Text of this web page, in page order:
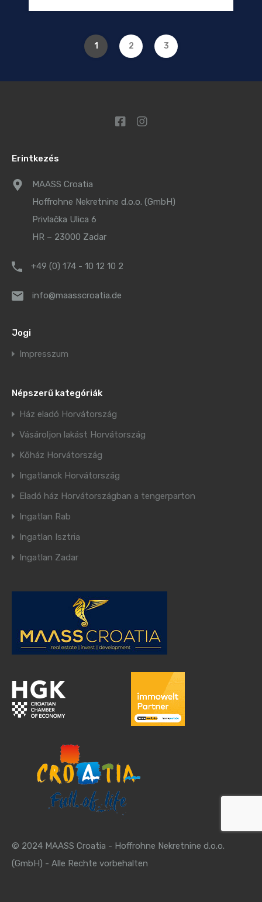
1 2 3
Erintkezés
MAASS Croatia
Hoffrohne Nekretnine d.o.o. (GmbH)
Privlačka Ulica 6
HR – 23000 Zadar
+49 (0) 174 - 10 12 10 2
info@maasscroatia.de
Jogi
Impresszum
Népszerű kategóriák
Ház eladó Horvátország
Vásároljon lakást Horvátország
Kőház Horvátország
Ingatlanok Horvátország
Eladó ház Horvátországban a tengerparton
Ingatlan Rab
Ingatlan Isztria
Ingatlan Zadar
© 2024 MAASS Croatia - Hoffrohne Nekretnine d.o.o.
(GmbH) - Alle Rechte vorbehalten